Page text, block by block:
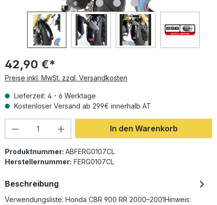
42,90 €*
Preise inkl. MwSt. zzgl. Versandkosten
Lieferzeit: 4 - 6 Werktage
Kostenloser Versand ab 299€ innerhalb AT
Produkt Anzahl: Gib den gewünschten
In den Warenkorb
Produktnummer: ABFERG0107CL
Herstellernummer: FERG0107CL
Beschreibung
Verwendungsliste: Honda CBR 900 RR 2000–2001Hinweis: